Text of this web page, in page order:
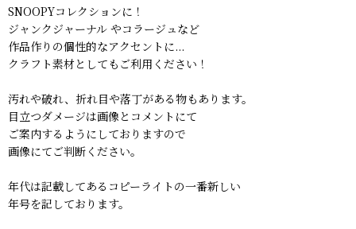
SNOOPYコレクションに！
ジャンクジャーナル やコラージュなど
作品作りの個性的なアクセントに...
クラフト素材としてもご利用ください！
汚れや破れ、折れ目や落丁がある物もあります。
目立つダメージは画像とコメントにて
ご案内するようにしておりますので
画像にてご判断ください。
年代は記載してあるコピーライトの一番新しい
年号を記しております。